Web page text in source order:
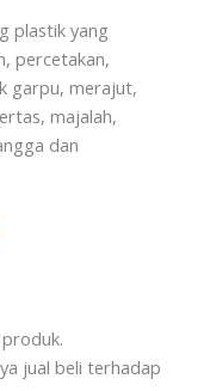
plastik yang
percetakan,
garpu, merajut,
majalah,
dan
jual beli terhadap